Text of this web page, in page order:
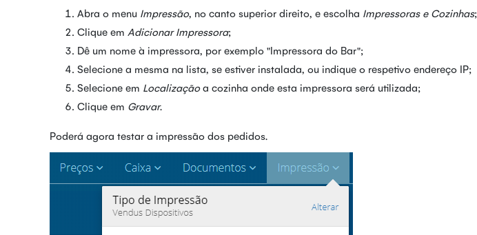
Abra o menu Impressão, no canto superior direito, e escolha Impressoras e Cozinhas;
Clique em Adicionar Impressora;
Dê um nome à impressora, por exemplo "Impressora do Bar";
Selecione a mesma na lista, se estiver instalada, ou indique o respetivo endereço IP;
Selecione em Localizaçãoa cozinha onde esta impressora será utilizada;
Clique em Gravar.
Poderá agora testar a impressão dos pedidos.